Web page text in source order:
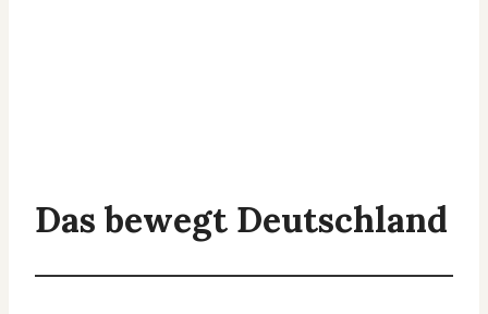
Das bewegt Deutschland